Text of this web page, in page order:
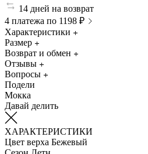
14 дней на возврат
4 платежа по 1198 ₽
Характеристики
Размер
Возврат и обмен
Отзывы
Вопросы
Подели
Мокка
Давай делить
ХАРАКТЕРИСТИКИ
Цвет верха Бежевый